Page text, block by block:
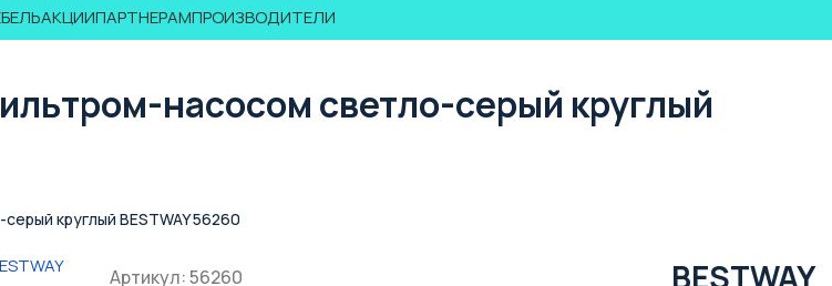
АКЦИИПАРТНЕРАМПРОИЗВОДИТЕЛИ
насосом светло-серый круглый
круглый BESTWAY 56260
Артикул: 56260 BESTWAY